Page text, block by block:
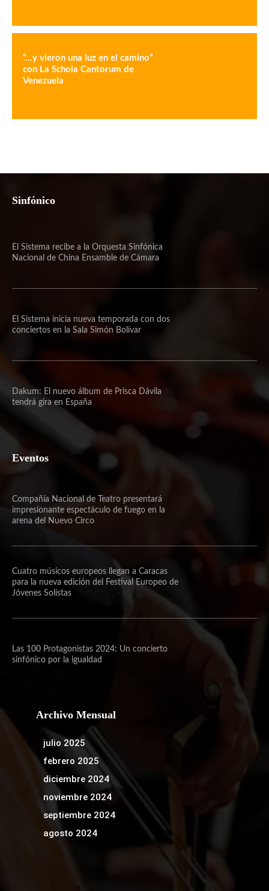
“…y vieron una luz en el camino”
con La Schola Cantorum de
Venezuela
Sinfónico
El Sistema recibe a la Orquesta Sinfónica
Nacional de China Ensamble de Cámara
El Sistema inicia nueva temporada con dos
conciertos en la Sala Simón Bolívar
Dakum: El nuevo álbum de Prisca Dávila
tendrá gira en España
Eventos
Compañía Nacional de Teatro presentará
impresionante espectáculo de fuego en la
arena del Nuevo Circo
Cuatro músicos europeos llegan a Caracas
para la nueva edición del Festival Europeo de
Jóvenes Solistas
Las 100 Protagonistas 2024: Un concierto
sinfónico por la igualdad
Archivo Mensual
julio 2025
febrero 2025
diciembre 2024
noviembre 2024
septiembre 2024
agosto 2024